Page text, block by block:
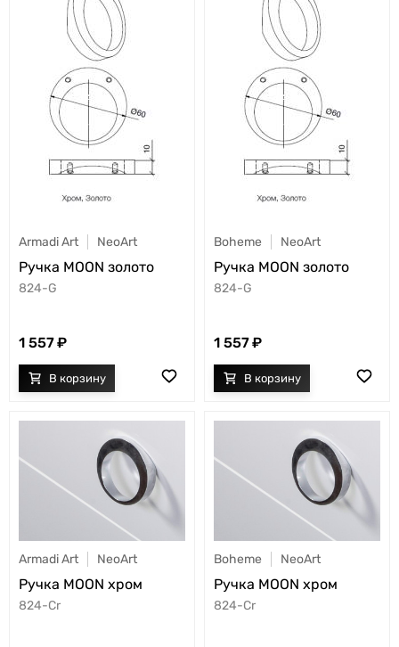
Armadi Art NeoArt
Ручка MOON золото
824-G
1 557
Boheme NeoArt
Ручка MOON золото
824-G
1 557
Armadi Art NeoArt
Ручка MOON хром
824-Cr
Boheme NeoArt
Ручка MOON хром
824-Cr